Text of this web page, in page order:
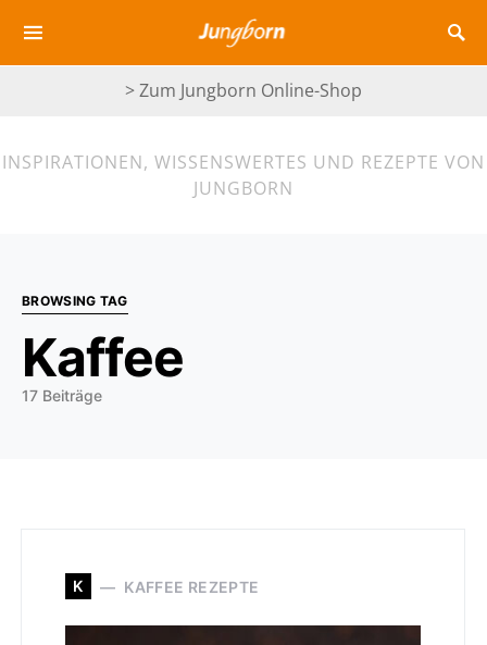
> Zum Jungborn Online-Shop
INSPIRATIONEN, WISSENSWERTES UND REZEPTE VON
JUNGBORN
BROWSING TAG
Kaffee
17 Beiträge
K KAFFEE REZEPTE